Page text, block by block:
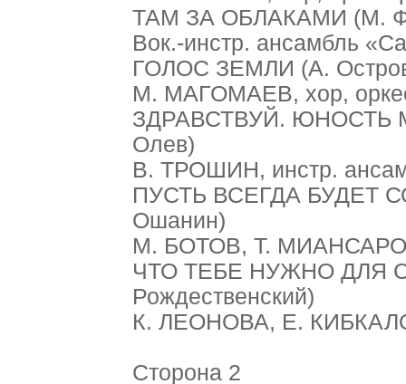
ТАМ ЗА ОБЛАКАМИ (М.
Вок.-инстр. ансамбль
ГОЛОС ЗЕМЛИ (А.
М. МАГОМАЕВ, хор,
ЗДРАВСТВУЙ. ЮНОСТЬ
Олев)
В. ТРОШИН, инстр.
ПУСТЬ ВСЕГДА БУДЕТ
Ошанин)
М. БОТОВ, Т.
ЧТО ТЕБЕ НУЖНО ДЛЯ
Рождественский)
К. ЛЕОНОВА, Е.
Сторона 2